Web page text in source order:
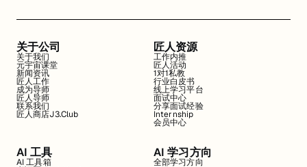
关于公司
关于我们
元宇宙课堂
新闻资讯
匠人工作
成为导师
匠人导师
联系我们
匠人商店J3.Club
匠人资源
工作内推
匠人活动
1对1私教
行业白皮书
线上学习平台
面试中心
分享面试经验
Internship
会员中心
AI 工具
AI 工具箱
AI 学习方向
全部学习方向